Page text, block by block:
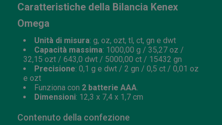
Caratteristiche della Bilancia Kenex
Omega
Unità di misura: g, oz, ozt, tl, ct, gn e dwt
Capacità massima: 1000,00 g / 35,27 oz /
32,15 ozt / 643,0 dwt / 5000,00 ct / 15432 gn
Precisione: 0,1 g e dwt / 2 gn / 0,5 ct / 0,01 oz
e ozt
Funziona con 2 batterie AAA
Dimensioni: 12,3 x 7,4 x 1,7 cm
Contenuto della confezione